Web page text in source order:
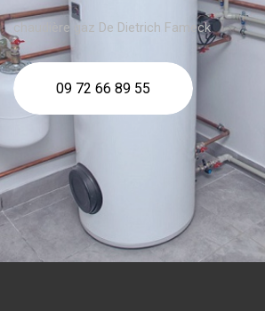
chaudière gaz De Dietrich Fameck
09 72 66 89 55